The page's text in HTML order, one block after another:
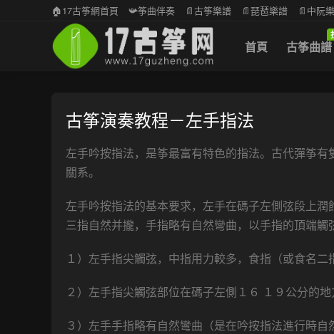
首頁 古筝曲譜
🏠17古筝網首頁 📯筝曲伴奏 📄古筝樂譜 📄琵琶樂譜 📄中阮
古筝演奏教程－左手指法
左手吟按指法，是筝最富有特色的指法。古代彈筝
關系。
左手吟按指法的基本要求，左手在碼子左側弦段上
三指自然并攏，手指略有自然彎曲，以手指的頂端觸
１）左手指尖觸弦，中指用力較多，食指（或食名二
２）左手指尖觸弦部位在碼子左側１６ １９公分的
３）左手手指略有自然彎曲（是在吟按指法進行時自